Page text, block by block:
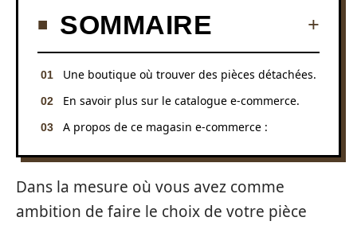
SOMMAIRE
Une boutique où trouver des pièces détachées.
En savoir plus sur le catalogue e-commerce.
A propos de ce magasin e-commerce :
Dans la mesure où vous avez comme
ambition de faire le choix de votre pièce